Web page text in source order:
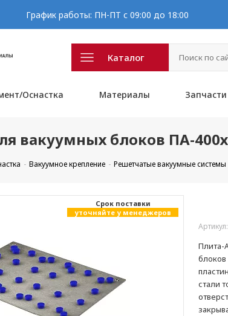
График работы: ПН-ПТ с 09:00 до 18:00
Каталог
Оснастка Материалы Запчасти
вакуумных блоков ПА-
Вакуумное крепление Решетчатые вакуумные системы
Cрок поставки
уточняйте у менеджеров
Артикул:
Плита-
стали